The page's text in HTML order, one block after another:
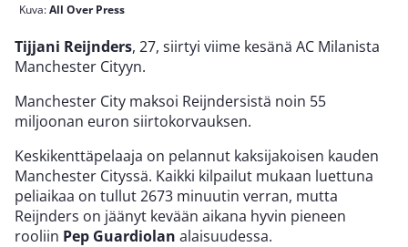
Kuva:All Over Press
Tijjani Reijnders, 27, siirtyi viime kesänä AC Milanista
Manchester Cityyn.
Manchester City maksoi Reijndersistä noin 55
miljoonan euron siirtokorvauksen.
Keskikenttäpelaaja on pelannut kaksijakoisen kauden
Manchester Cityssä. Kaikki kilpailut mukaan luettuna
peliaikaa on tullut 2673 minuutin verran, mutta
Reijnders on jäänyt kevään aikana hyvin pieneen
rooliin Pep Guardiolan alaisuudessa.